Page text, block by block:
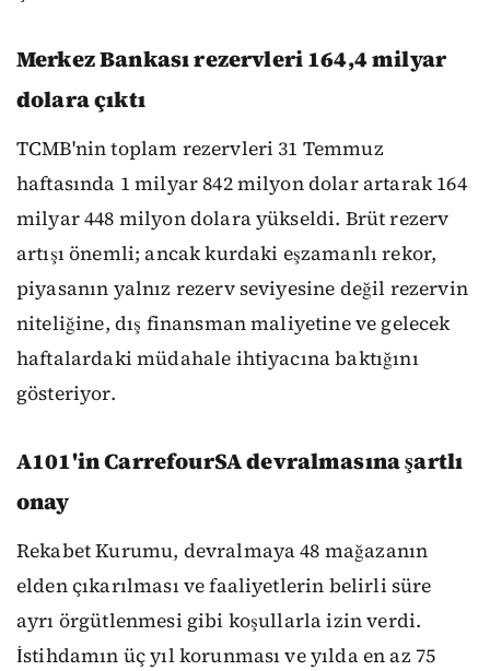
Merkez Bankası rezervleri 164,4 milyar
dolara çıktı
TCMB'nin toplam rezervleri 31 Temmuz
haftasında 1 milyar 842 milyon dolar artarak 164
milyar 448 milyon dolara yükseldi. Brüt rezerv
artışı önemli; ancak kurdaki eşzamanlı rekor,
piyasanın yalnız rezerv seviyesine değil rezervin
niteliğine, dış finansman maliyetine ve gelecek
haftalardaki müdahale ihtiyacına baktığını
gösteriyor.
A101'in CarrefourSA devralmasına şartlı
onay
Rekabet Kurumu, devralmaya 48 mağazanın
elden çıkarılması ve faaliyetlerin belirli süre
ayrı örgütlenmesi gibi koşullarla izin verdi.
İstihdamın üç yıl korunması ve yılda en az 75